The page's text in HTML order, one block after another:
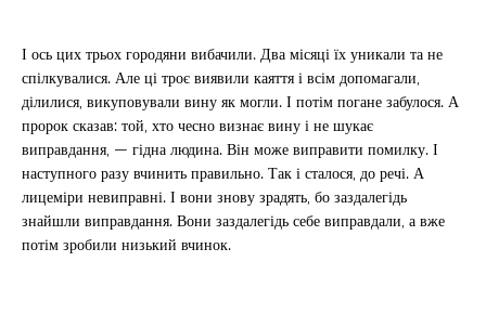
І ось цих трьох городяни вибачили. Два місяці їх уникали та не
спілкувалися. Але ці троє виявили каяття і всім допомагали,
ділилися, викуповували вину як могли. І потім погане забулося. А
пророк сказав: той, хто чесно визнає вину і не шукає
виправдання, — гідна людина. Він може виправити помилку. І
наступного разу вчинить правильно. Так і сталося, до речі. А
лицеміри невиправні. І вони знову зрадять, бо заздалегідь
знайшли виправдання. Вони заздалегідь себе виправдали, а вже
потім зробили низький вчинок.